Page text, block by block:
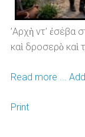
’Αρχὴ ντ’ ἐσέβα
καὶ δροσερὸ καὶ
Read more ...
Print